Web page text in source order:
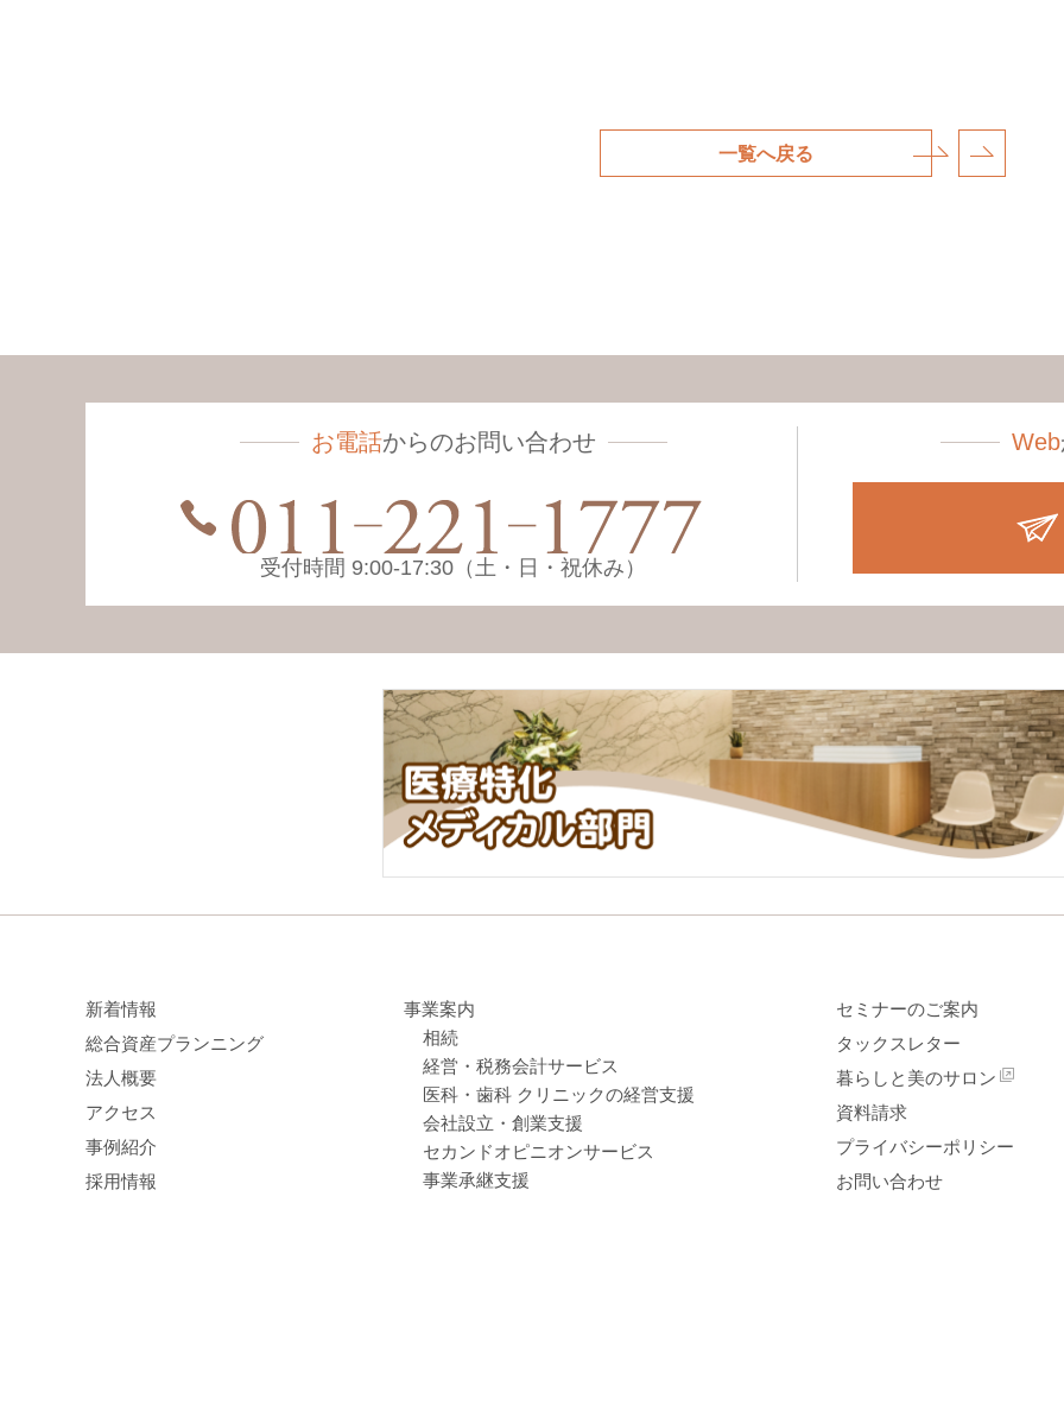
一覧へ戻る
お電話からのお問い合わせ
受付時間 9:00-17:30（土・日・祝休み）
Web
新着情報
総合資産プランニング
法人概要
アクセス
事例紹介
採用情報
事業案内
相続
経営・税務会計サービス
医科・歯科 クリニックの経営支援
会社設立・創業支援
セカンドオピニオンサービス
事業承継支援
セミナーのご案内
タックスレター
暮らしと美のサロン
資料請求
プライバシーポリシー
お問い合わせ